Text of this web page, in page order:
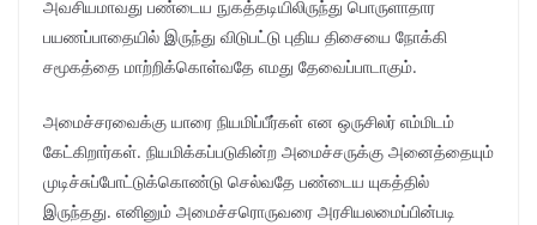
அவசியமாவது பண்டைய நுகத்தடியிலிருந்து பொருளாதார
பயணப்பாதையில் இருந்து விடுபட்டு புதிய திசையை நோக்கி
சமூகத்தை மாற்றிக்கொள்வதே எமது தேவைப்பாடாகும்.
அமைச்சரவைக்கு யாரை நியமிப்பீர்கள் என ஒருசிலர் எம்மிடம்
கேட்கிறார்கள். நியமிக்கப்படுகின்ற அமைச்சருக்கு அனைத்தையும்
முடிச்சுப்போட்டுக்கொண்டு செல்வதே பண்டைய யுகத்தில்
இருந்தது. எனினும் அமைச்சரொருவரை அரசியலமைப்பின்படி